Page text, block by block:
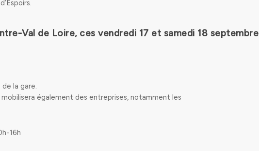
Val de Loire, ces vendredi 17 et samedi 18 septembre
la gare.
mobilisera également des entreprises, notamment les
16h